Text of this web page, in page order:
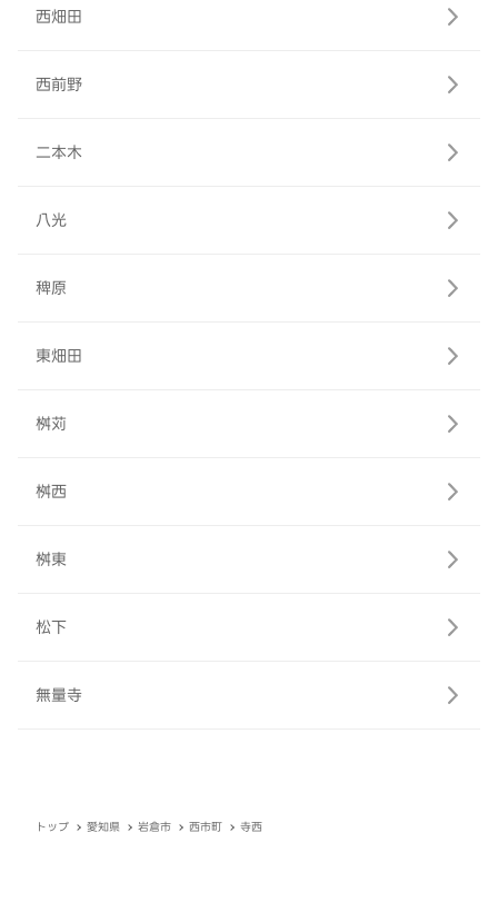
西畑田
西前野
二本木
八光
稗原
東畑田
桝苅
桝西
桝東
松下
無量寺
トップ 愛知県 岩倉市 西市町 寺西